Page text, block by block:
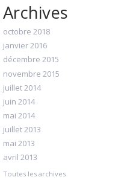
Archives
octobre 2018
janvier 2016
décembre 2015
novembre 2015
juillet 2014
juin 2014
mai 2014
juillet 2013
mai 2013
avril 2013
Toutes les archives